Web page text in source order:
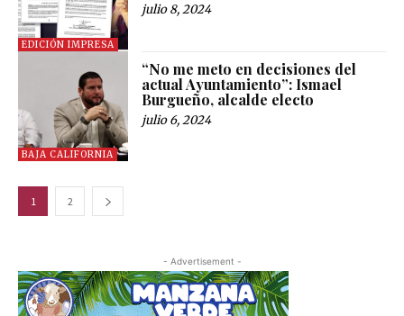
EDICIÓN IMPRESA
julio 8, 2024
BAJA CALIFORNIA
“No me meto en decisiones del
actual Ayuntamiento”: Ismael
Burgueño, alcalde electo
julio 6, 2024
1 2
- Advertisement -